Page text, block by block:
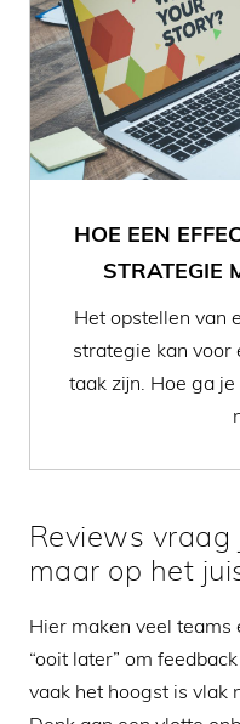
HOE EEN
STRATEGIE
Het opstellen van
strategie kan voor
taak zijn. Hoe ga
Reviews
maar op het
Hier maken veel
“ooit later” om
vaak het hoogst is vlak